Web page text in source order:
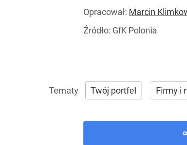
Opracował: Marcin
Źródło: GfK Polonia
Twój portfel Firmy i